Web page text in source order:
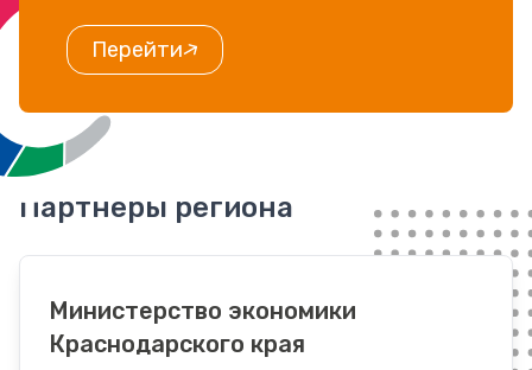
привлечению инвестиций
Перейти
Партнеры региона
Министерство экономики
Краснодарского края